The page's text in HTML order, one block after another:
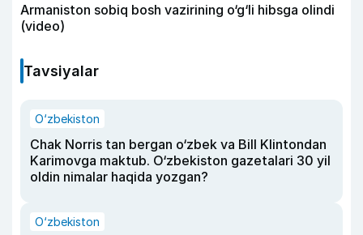
Armaniston sobiq bosh vazirining o‘g‘li hibsga olindi
(video)
Tavsiyalar
O‘zbekiston
Chak Norris tan bergan o‘zbek va Bill Klintondan
Karimovga maktub. O‘zbekiston gazetalari 30 yil
oldin nimalar haqida yozgan?
O‘zbekiston